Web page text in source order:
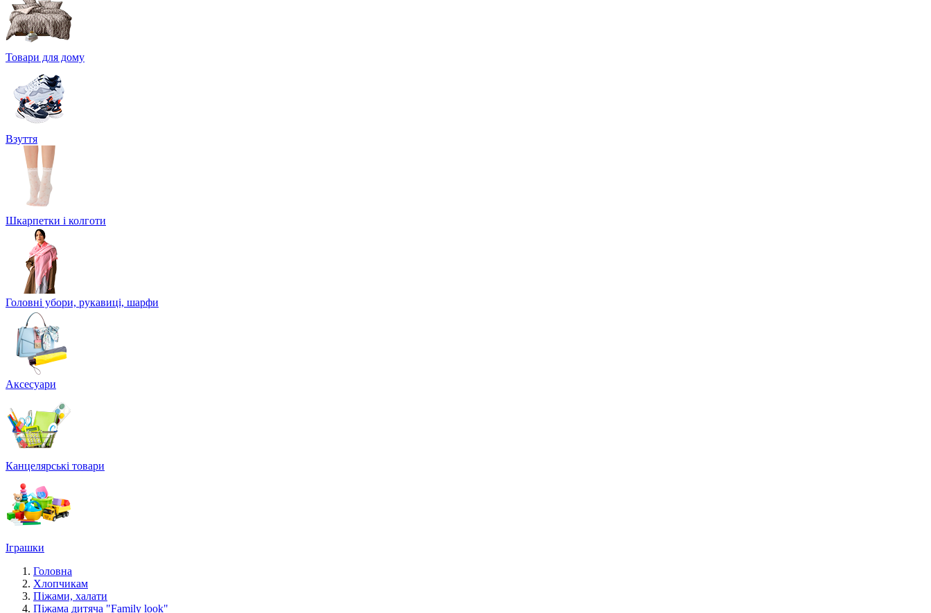
Товари для дому
Взуття
Шкарпетки і колготи
Головні убори, рукавиці, шарфи
Аксесуари
Канцелярські товари
Іграшки
Головна
Хлопчикам
Піжами, халати
Піжама дитяча "Family look"